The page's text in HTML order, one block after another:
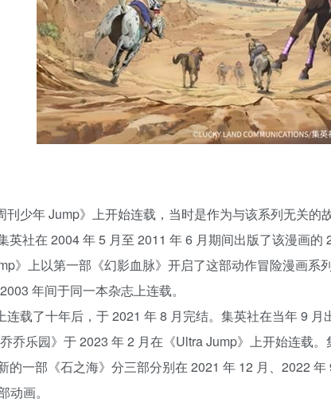
刊少年 Jump》上开始连载，当时是作为与该系列无关
社在 2004 年 5 月至 2011 年 6 月期间出版了该漫画的
》上以第一部《幻影血脉》开启了这部动作冒险漫画
年间于同一本杂志上连载。
载了十年后，于 2021 年 8 月完结。集英社在当年 9 月
乔乐园》于 2023 年 2 月在《Ultra Jump》上开始连载。
的一部《石之海》分三部分别在 2021 年 12 月、2022
画。